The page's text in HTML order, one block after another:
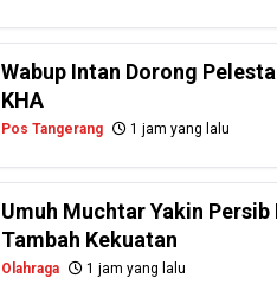
Wabup Intan Dorong
KHA
Pos Tangerang 1 jam yang lalu
Umuh Muchtar Yakin
Tambah Kekuatan
Olahraga 1 jam yang lalu